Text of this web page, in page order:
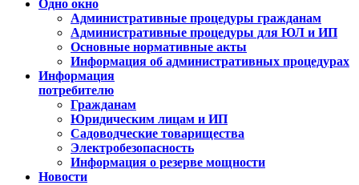
Одно окно
Административные процедуры гражданам
Административные процедуры для ЮЛ и ИП
Основные нормативные акты
Информация об административных процедурах
Информация
потребителю
Гражданам
Юридическим лицам и ИП
Садоводческие товарищества
Электробезопасность
Информация о резерве мощности
Новости